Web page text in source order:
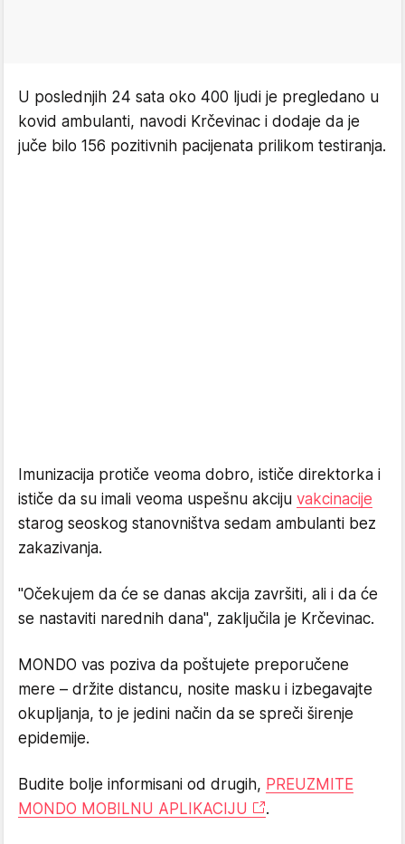
U poslednjih 24 sata oko 400 ljudi je pregledano u
kovid ambulanti, navodi Krčevinac i dodaje da je
juče bilo 156 pozitivnih pacijenata prilikom testiranja.
Imunizacija protiče veoma dobro, ističe direktorka i
ističe da su imali veoma uspešnu akciju vakcinacije
starog seoskog stanovništva sedam ambulanti bez
zakazivanja.
"Očekujem da će se danas akcija završiti, ali i da će
se nastaviti narednih dana", zaključila je Krčevinac.
MONDO vas poziva da poštujete preporučene
mere – držite distancu, nosite masku i izbegavajte
okupljanja, to je jedini način da se spreči širenje
epidemije.
Budite bolje informisani od drugih, PREUZMITE
MONDO MOBILNU APLIKACIJU
.